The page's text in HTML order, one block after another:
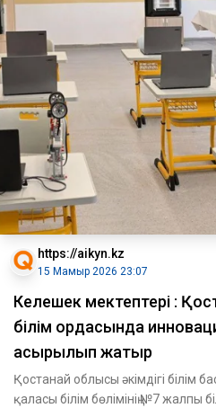
https://aikyn.kz
15 Мамыр 2026 23:07
Келешек мектептері :
білім ордасында
асырылып жатыр
Қостанай облысы әкімдігі білім
қаласы білім бөлімінің №7 жалпы